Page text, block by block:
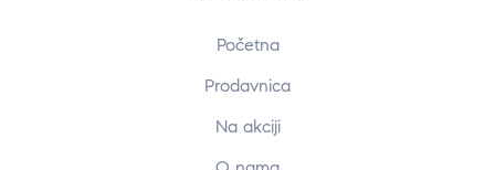
Početna
Prodavnica
Na akciji